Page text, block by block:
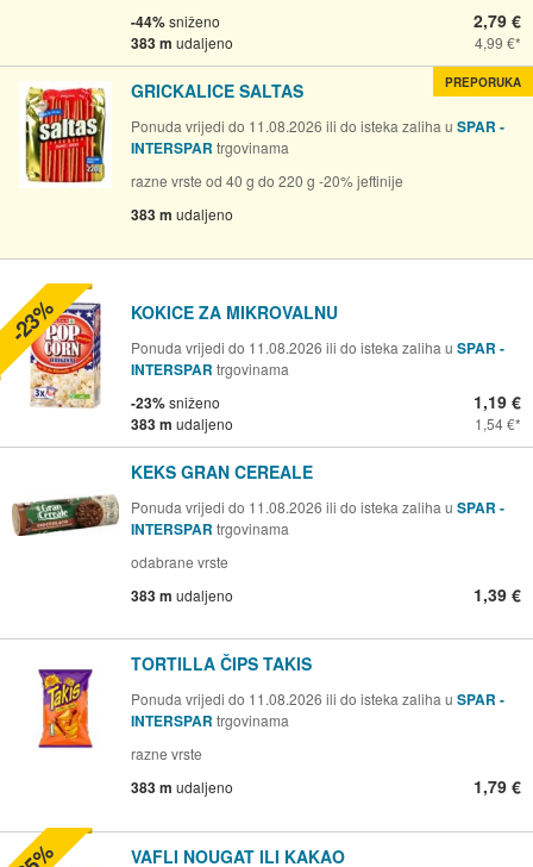
-44%sniženo
383 m udaljeno
2,79 €
4,99 €
GRICKALICE SALTAS
Ponuda vrijedi do 11.08.2026 ili do isteka zaliha u SPAR -
INTERSPAR trgovinama
razne vrste od 40 g do 220 g -20% jeftinije
383 m udaljeno
PREPORUKA
KOKICE ZA MIKROVALNU
Ponuda vrijedi do 11.08.2026 ili do isteka zaliha u SPAR -
INTERSPAR trgovinama
-23%sniženo
383 m udaljeno
1,19 €
1,54 €
-23%
KEKS GRAN CEREALE
Ponuda vrijedi do 11.08.2026 ili do isteka zaliha u SPAR -
INTERSPAR trgovinama
odabrane vrste
383 m udaljeno 1,39 €
TORTILLA ČIPS TAKIS
Ponuda vrijedi do 11.08.2026 ili do isteka zaliha u SPAR -
INTERSPAR trgovinama
razne vrste
383 m udaljeno 1,79 €
VAFLI NOUGAT ILI KAKAO